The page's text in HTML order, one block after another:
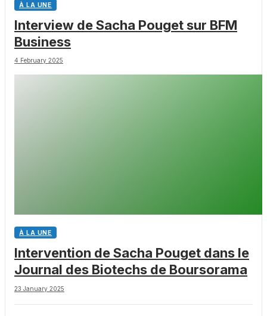
À LA UNE
Interview de Sacha Pouget sur BFM
Business
4 February 2025
À LA UNE
Intervention de Sacha Pouget dans le
Journal des Biotechs de Boursorama
23 January 2025